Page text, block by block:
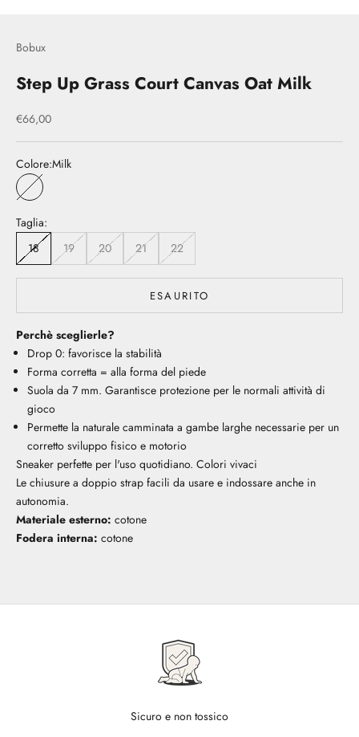
Bobux
Step Up Grass Court Canvas Oat Milk
Prezzo scontato
€66,00
Colore:Milk
Milk
Taglia:
18
19 20 21 22
ESAURITO
Perchè sceglierle?
Drop 0: favorisce la stabilità
Forma corretta = alla forma del piede
Suola da 7 mm. Garantisce protezione per le normali attività di
gioco
Permette la naturale camminata a gambe larghe necessarie per un
corretto sviluppo fisico e motorio
Sneaker perfette per l'uso quotidiano. Colori vivaci
Le chiusure a doppio strap facili da usare e indossare anche in
autonomia.
Materiale esterno: cotone
Fodera interna: cotone
Sicuro e non tossico